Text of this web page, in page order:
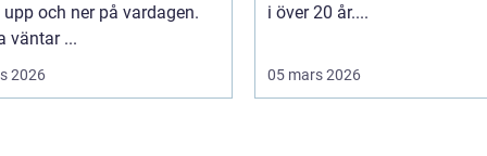
och ner på vardagen.
väntar ...
2026
i över 20 år....
05 mars 2026